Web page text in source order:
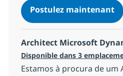
Postulez maintenant
Architect Microsoft
Disponible dans 3
Estamos à procura de